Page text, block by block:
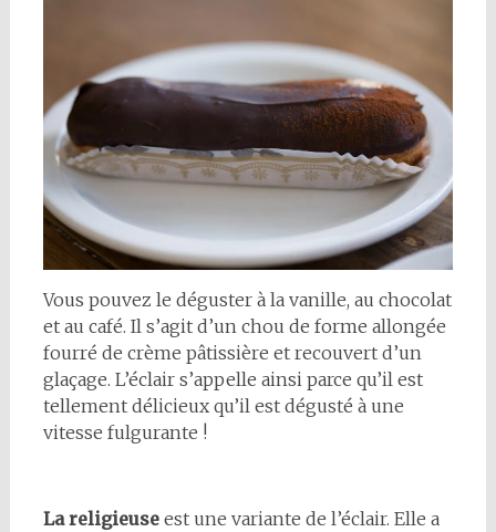
Vous pouvez le déguster à la vanille, au chocolat
et au café. Il s’agit d’un chou de forme allongée
fourré de crème pâtissière et recouvert d’un
glaçage. L’éclair s’appelle ainsi parce qu’il est
tellement délicieux qu’il est dégusté à une
vitesse fulgurante !
La religieuseest une variante de l’éclair. Elle a